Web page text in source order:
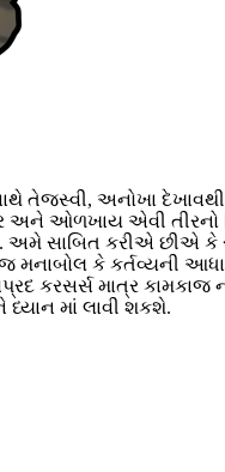
અનોખા
ઓળખાય એવી તીરનો
સાબિત કરીએ છીએ
મનાબોલ કે
કરસર્સ માત્ર
માં લાવી શકશે.